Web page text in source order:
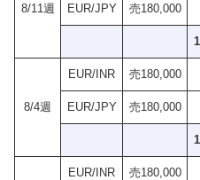
8/11週 EUR/JPY 売180,000
8/4週
EUR/INR 売180,000
EUR/JPY 売180,000
EUR/INR 売180,000